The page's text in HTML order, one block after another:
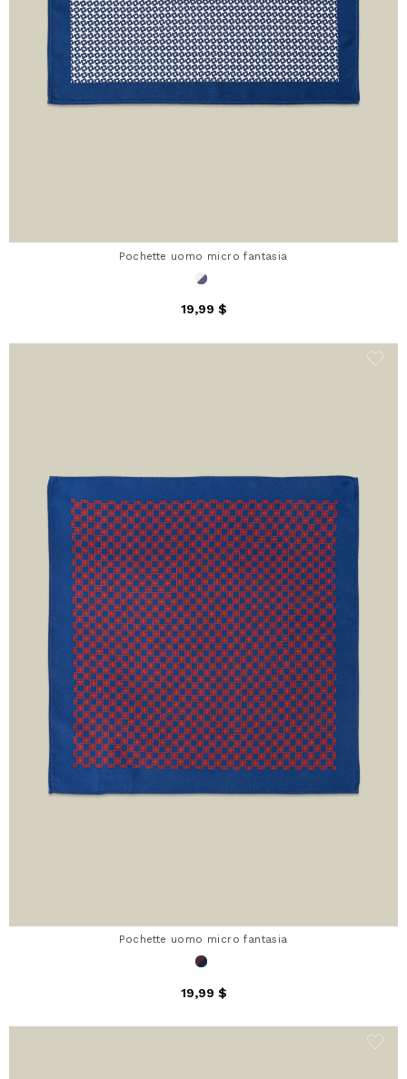
Pochette uomo micro fantasia
19,99 $
Pochette uomo micro fantasia
19,99 $